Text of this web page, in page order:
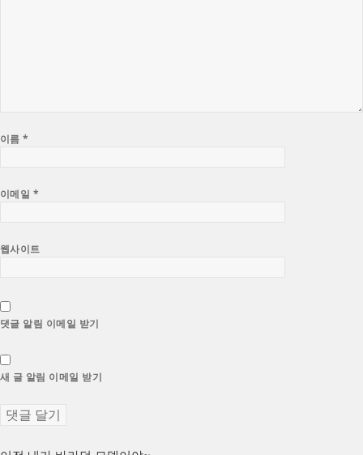
이름*
이메일 *
웹사이트
댓글 알림 이메일 받기
새 글 알림 이메일 받기